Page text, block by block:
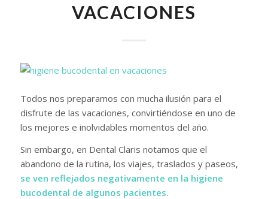
VACACIONES
Todos nos preparamos con mucha ilusión para el
disfrute de las vacaciones, convirtiéndose en uno de
los mejores e inolvidables momentos del año.
Sin embargo, en Dental Claris notamos que el
abandono de la rutina, los viajes, traslados y paseos,
se ven reflejados negativamente en la higiene
bucodental de algunos pacientes.